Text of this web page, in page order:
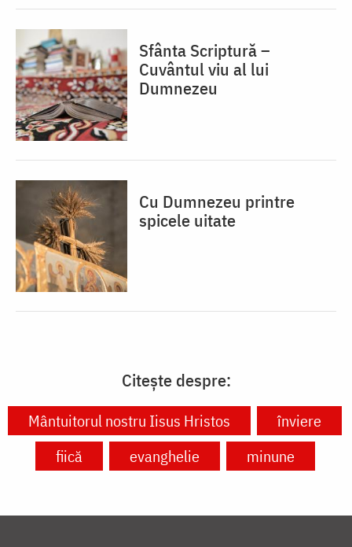
Sfânta Scriptură –
Cuvântul viu al lui
Dumnezeu
Cu Dumnezeu printre
spicele uitate
Citește despre:
Mântuitorul nostru Iisus Hristos
înviere
fiică
evanghelie minune